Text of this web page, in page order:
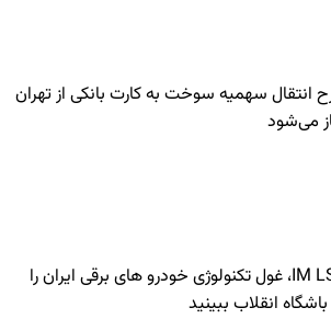
انتقال سهمیه سوخت به کارت بانکی از تهران
می‌شود
IM LS7، غول تکنولوژی خودرو های برقی ایران را
انقلاب ببینید